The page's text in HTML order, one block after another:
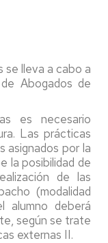
se lleva a cabo a
Abogados de
es necesario
Las prácticas
asignados por la
la posibilidad de
de las
(modalidad
alumno deberá
según se trate
externas II.